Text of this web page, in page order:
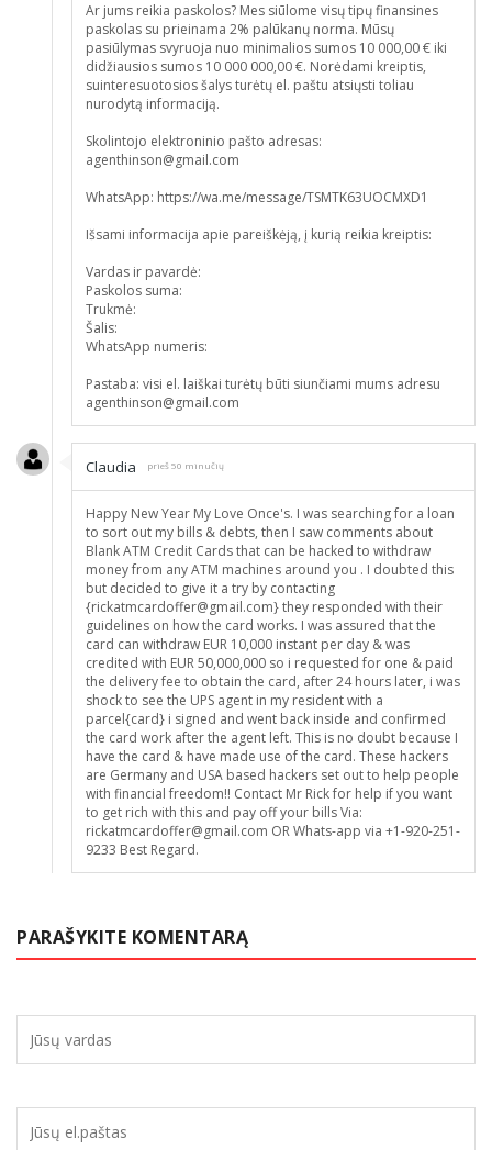
Ar jums reikia paskolos? Mes siūlome visų tipų finansines
paskolas su prieinama 2% palūkanų norma. Mūsų
pasiūlymas svyruoja nuo minimalios sumos 10 000,00 € iki
didžiausios sumos 10 000 000,00 €. Norėdami kreiptis,
suinteresuotosios šalys turėtų el. paštu atsiųsti toliau
nurodytą informaciją.
Skolintojo elektroninio pašto adresas:
agenthinson@gmail.com
WhatsApp: https://wa.me/message/TSMTK63UOCMXD1
Išsami informacija apie pareiškėją, į kurią reikia kreiptis:
Vardas ir pavardė:
Paskolos suma:
Trukmė:
Šalis:
WhatsApp numeris:
Pastaba: visi el. laiškai turėtų būti siunčiami mums adresu
agenthinson@gmail.com
Claudia prieš 50 minučių
Happy New Year My Love Once's. I was searching for a loan
to sort out my bills & debts, then I saw comments about
Blank ATM Credit Cards that can be hacked to withdraw
money from any ATM machines around you . I doubted this
but decided to give it a try by contacting
{rickatmcardoffer@gmail.com} they responded with their
guidelines on how the card works. I was assured that the
card can withdraw EUR 10,000 instant per day & was
credited with EUR 50,000,000 so i requested for one & paid
the delivery fee to obtain the card, after 24 hours later, i was
shock to see the UPS agent in my resident with a
parcel{card} i signed and went back inside and confirmed
the card work after the agent left. This is no doubt because I
have the card & have made use of the card. These hackers
are Germany and USA based hackers set out to help people
with financial freedom!! Contact Mr Rick for help if you want
to get rich with this and pay off your bills Via:
rickatmcardoffer@gmail.com OR Whats-app via +1-920-251-
9233 Best Regard.
PARAŠYKITE KOMENTARĄ